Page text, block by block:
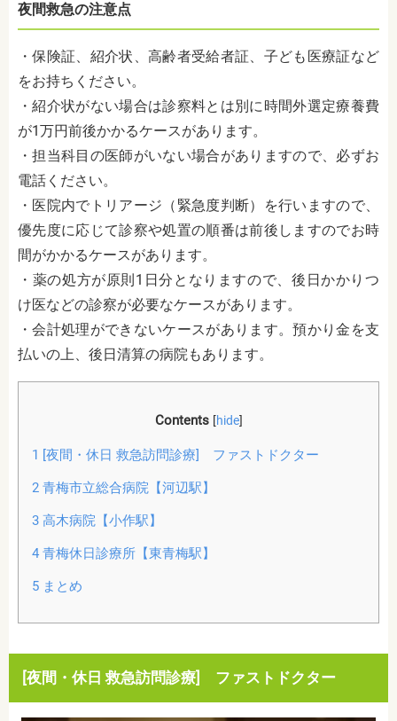
夜間救急の注意点
・保険証、紹介状、高齢者受給者証、子ども医療証など
をお持ちください。
・紹介状がない場合は診察料とは別に時間外選定療養費
が1万円前後かかるケースがあります。
・担当科目の医師がいない場合がありますので、必ずお
電話ください。
・医院内でトリアージ（緊急度判断）を行いますので、
優先度に応じて診察や処置の順番は前後しますのでお時
間がかかるケースがあります。
・薬の処方が原則1日分となりますので、後日かかりつ
け医などの診察が必要なケースがあります。
・会計処理ができないケースがあります。預かり金を支
払いの上、後日清算の病院もあります。
Contents [hide]
1 [夜間・休日 救急訪問診療] ファストドクター
2青梅市立総合病院【河辺駅】
3高木病院【小作駅】
4青梅休日診療所【東青梅駅】
5まとめ
[夜間・休日 救急訪問診療] ファストドクター